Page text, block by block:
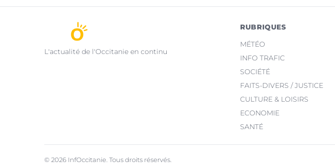
L'actualité de l'Occitanie en continu
RUBRIQUES
MÉTÉO
INFO TRAFIC
SOCIÉTÉ
FAITS-DIVERS / JUSTICE
CULTURE & LOISIRS
ECONOMIE
SANTÉ
© 2026 InfOccitanie. Tous droits réservés.